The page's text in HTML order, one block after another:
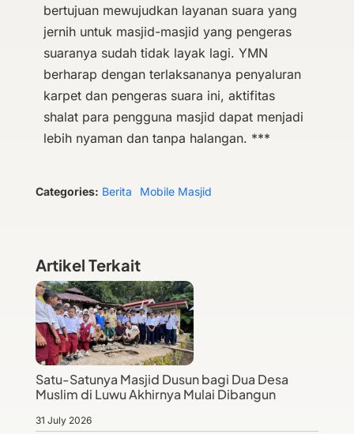
bertujuan mewujudkan layanan suara yang
jernih untuk masjid-masjid yang pengeras
suaranya sudah tidak layak lagi. YMN
berharap dengan terlaksananya penyaluran
karpet dan pengeras suara ini, aktifitas
shalat para pengguna masjid dapat menjadi
lebih nyaman dan tanpa halangan. ***
Categories: Berita Mobile Masjid
Artikel Terkait
Satu-Satunya Masjid Dusun bagi Dua Desa
Muslim di Luwu Akhirnya Mulai Dibangun
31 July 2026